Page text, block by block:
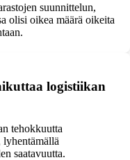
suunnittelun,
olisi oikea määrä oikeita
logistiikan
tehokkuutta
lyhentämällä
saatavuutta.